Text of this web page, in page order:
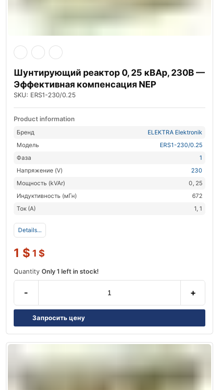
Шунтирующий реактор 0, 25 кВАр, 230В —
Эффективная компенсация NEP
SKU: ERS1-230/0.25
Product information
Бренд
ELEKTRA Elektronik
Модель
ERS1-230/0.25
Фаза
1
Напряжение (V)
230
Мощность (kVAr)
0, 25
Индуктивность (мГн)
672
Ток (А)
1, 1
Details...
1 $ 1 $
Quantity Only 1 left in stock!
- +
Запросить цену